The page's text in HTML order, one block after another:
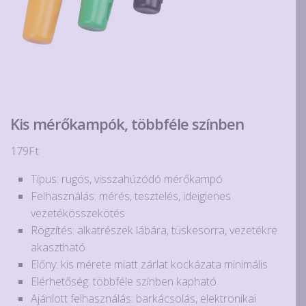
Kis mérőkampók, többféle színben
179Ft
Típus: rugós, visszahúzódó mérőkampó
Felhasználás: mérés, tesztelés, ideiglenes
vezetékösszekötés
Rögzítés: alkatrészek lábára, tüskesorra, vezetékre
akasztható
Előny: kis mérete miatt zárlat kockázata minimális
Elérhetőség: többféle színben kapható
Ajánlott felhasználás: barkácsolás, elektronikai